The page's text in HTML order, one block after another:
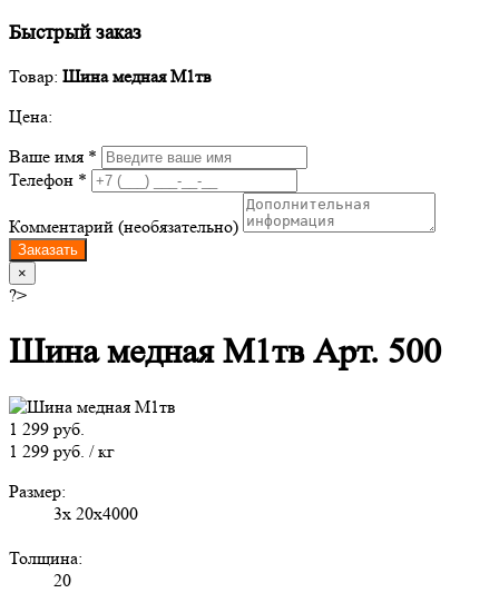
Быстрый заказ
Товар: Шина медная М1тв
Цена:
Ваше имя *
Телефон *
Комментарий (необязательно)
Заказать
×
?>
Шина медная М1тв Арт. 500
1 299 руб.
1 299 руб. / кг
Размер:
3х 20х4000
Толщина:
20